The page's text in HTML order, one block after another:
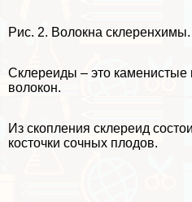
Рис. 2. Волокна склеренхимы.
Склереиды – это
волокон.
Из скопления склереид
косточки сочных плодов.